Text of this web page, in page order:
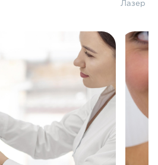
Лазер